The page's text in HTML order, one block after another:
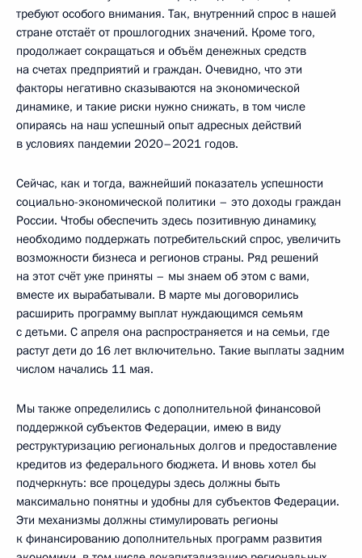
требуют особого внимания. Так, внутренний спрос в нашей
стране отстаёт от прошлогодних значений. Кроме того,
продолжает сокращаться и объём денежных средств
на счетах предприятий и граждан. Очевидно, что эти
факторы негативно сказываются на экономической
динамике, и такие риски нужно снижать, в том числе
опираясь на наш успешный опыт адресных действий
в условиях пандемии 2020–2021 годов.
Сейчас, как и тогда, важнейший показатель успешности
социально-экономической политики – это доходы граждан
России. Чтобы обеспечить здесь позитивную динамику,
необходимо поддержать потребительский спрос, увеличить
возможности бизнеса и регионов страны. Ряд решений
на этот счёт уже приняты – мы знаем об этом с вами,
вместе их вырабатывали. В марте мы договорились
расширить программу выплат нуждающимся семьям
с детьми. С апреля она распространяется и на семьи, где
растут дети до 16 лет включительно. Такие выплаты задним
числом начались 11 мая.
Мы также определились с дополнительной финансовой
поддержкой субъектов Федерации, имею в виду
реструктуризацию региональных долгов и предоставление
кредитов из федерального бюджета. И вновь хотел бы
подчеркнуть: все процедуры здесь должны быть
максимально понятны и удобны для субъектов Федерации.
Эти механизмы должны стимулировать регионы
к финансированию дополнительных программ развития